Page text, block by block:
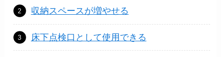
収納スペースが増やせる
床下点検口として使用できる